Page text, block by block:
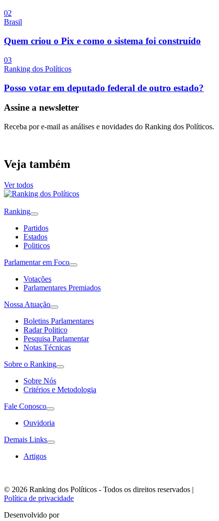
02
Brasil
Quem criou o Pix e como o sistema foi construído
03
Ranking dos Políticos
Posso votar em deputado federal de outro estado?
Assine a newsletter
Receba por e-mail as análises e novidades do Ranking dos Políticos.
Veja também
Ver todos
Ranking
Partidos
Estados
Politicos
Parlamentar em Foco
Votações
Parlamentares Premiados
Nossa Atuação
Boletins Parlamentares
Radar Politico
Pesquisa Parlamentar
Notas Técnicas
Sobre o Ranking
Sobre Nós
Critérios e Metodologia
Fale Conosco
Ouvidoria
Demais Links
Artigos
© 2026 Ranking dos Políticos - Todos os direitos reservados |
Política de privacidade
Desenvolvido por